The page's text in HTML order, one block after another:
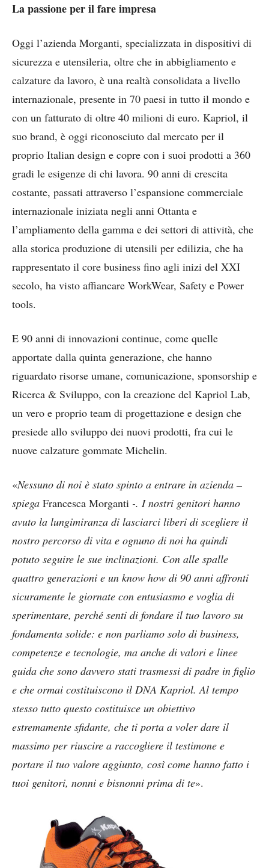
La passione per il fare impresa
Oggi l’azienda Morganti, specializzata in dispositivi di
sicurezza e utensileria, oltre che in abbigliamento e
calzature da lavoro, è una realtà consolidata a livello
internazionale, presente in 70 paesi in tutto il mondo e
con un fatturato di oltre 40 milioni di euro. Kapriol, il
suo brand, è oggi riconosciuto dal mercato per il
proprio Italian design e copre con i suoi prodotti a 360
gradi le esigenze di chi lavora. 90 anni di crescita
costante, passati attraverso l’espansione commerciale
internazionale iniziata negli anni Ottanta e
l’ampliamento della gamma e dei settori di attività, che
alla storica produzione di utensili per edilizia, che ha
rappresentato il core business fino agli inizi del XXI
secolo, ha visto affiancare WorkWear, Safety e Power
tools.
E 90 anni di innovazioni continue, come quelle
apportate dalla quinta generazione, che hanno
riguardato risorse umane, comunicazione, sponsorship e
Ricerca & Sviluppo, con la creazione del Kapriol Lab,
un vero e proprio team di progettazione e design che
presiede allo sviluppo dei nuovi prodotti, fra cui le
nuove calzature gommate Michelin.
«Nessuno di noi è stato spinto a entrare in azienda –
spiega Francesca Morganti -. I nostri genitori hanno
avuto la lungimiranza di lasciarci liberi di scegliere il
nostro percorso di vita e ognuno di noi ha quindi
potuto seguire le sue inclinazioni. Con alle spalle
quattro generazioni e un know how di 90 anni affronti
sicuramente le giornate con entusiasmo e voglia di
sperimentare, perché senti di fondare il tuo lavoro su
fondamenta solide: e non parliamo solo di business,
competenze e tecnologie, ma anche di valori e linee
guida che sono davvero stati trasmessi di padre in figlio
e che ormai costituiscono il DNA Kapriol. Al tempo
stesso tutto questo costituisce un obiettivo
estremamente sfidante, che ti porta a voler dare il
massimo per riuscire a raccogliere il testimone e
portare il tuo valore aggiunto, così come hanno fatto i
tuoi genitori, nonni e bisnonni prima di te».